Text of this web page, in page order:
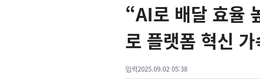
“AI로 배달 효율
로 플랫폼 혁신 가
입력2025.09.02 05:38